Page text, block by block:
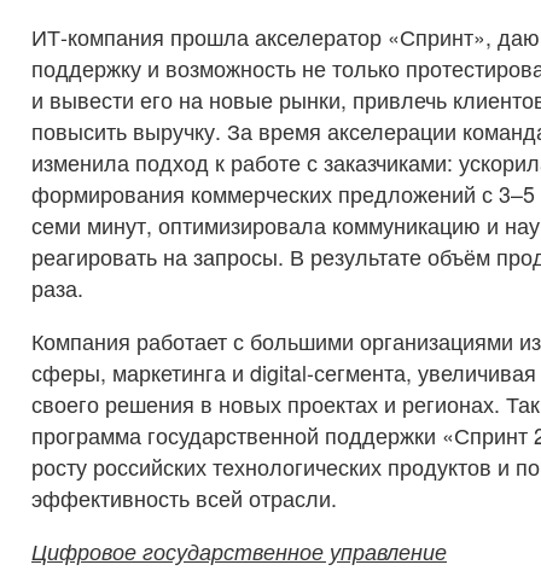
ИТ-компания прошла акселератор «Спринт»,
поддержку и возможность не только
и вывести его на новые рынки, привлечь
повысить выручку. За время акселерации
изменила подход к работе с заказчиками:
формирования коммерческих предложений с
семи минут, оптимизировала коммуникацию и
реагировать на запросы. В результате объём
раза.
Компания работает с большими организациями
сферы, маркетинга и digital-сегмента,
своего решения в новых проектах и регионах.
программа государственной поддержки «Спринт
росту российских технологических продуктов и
эффективность всей отрасли.
Цифровое государственное управление